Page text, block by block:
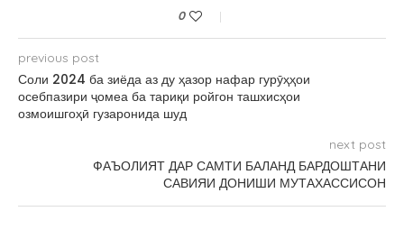
0
previous post
Соли 2024 ба зиёда аз ду ҳазор нафар гурӯҳҳои
осебпазири ҷомеа ба тариқи ройгон ташхисҳои
озмоишгоҳӣ гузаронида шуд
next post
ФАЪОЛИЯТ ДАР САМТИ БАЛАНД БАРДОШТАНИ
САВИЯИ ДОНИШИ МУТАХАССИСОН